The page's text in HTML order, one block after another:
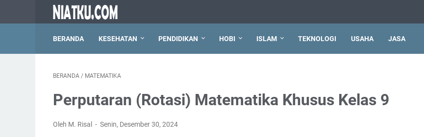
BERANDA KESEHATAN PENDIDIKAN HOBI ISLAM TEKNOLOGI USAHA JASA
BERANDA / MATEMATIKA
Perputaran (Rotasi) Matematika Khusus Kelas 9
Oleh M. Risal Senin, Desember 30, 2024